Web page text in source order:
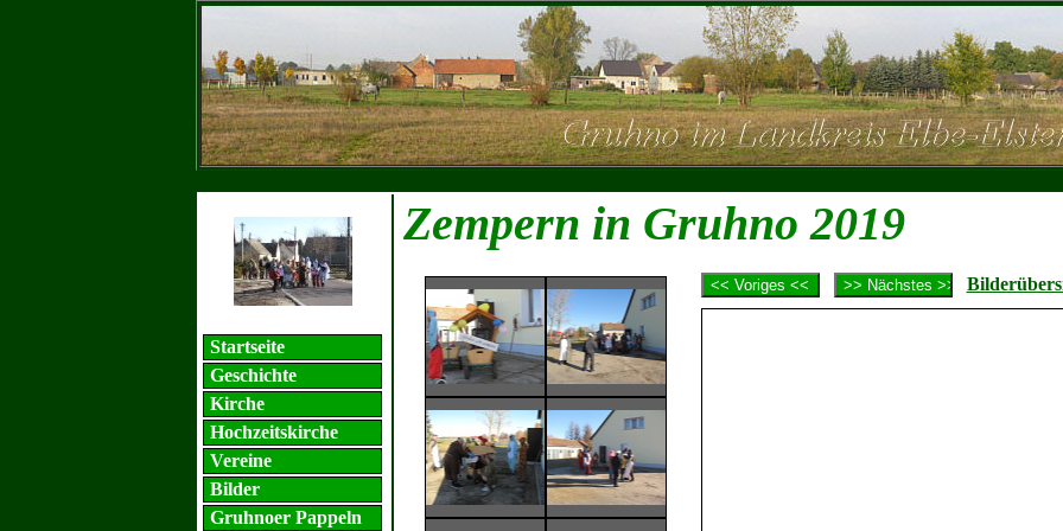
Startseite
Geschichte
Kirche
Hochzeitskirche
Vereine
Bilder
Gruhnoer Pappeln
Zempern in Gruhno 2019